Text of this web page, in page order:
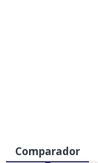
Comparador